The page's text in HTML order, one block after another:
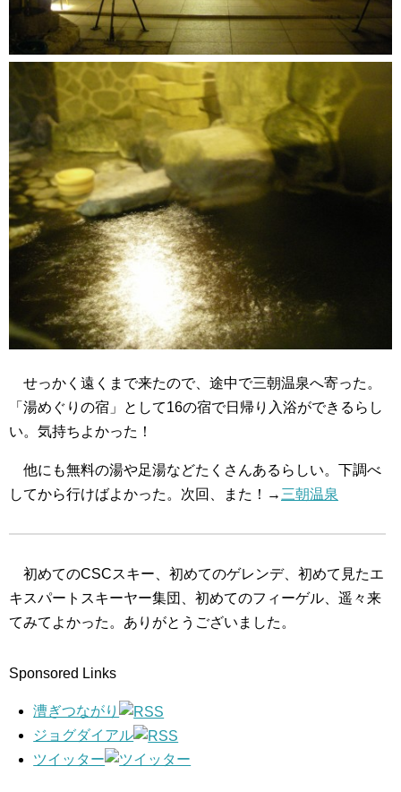
せっかく遠くまで来たので、途中で三朝温泉へ寄った。
「湯めぐりの宿」として16の宿で日帰り入浴ができるらし
い。気持ちよかった！
他にも無料の湯や足湯などたくさんあるらしい。下調べ
してから行けばよかった。次回、また！→ 三朝温泉
初めてのCSCスキー、初めてのゲレンデ、初めて見たエ
キスパートスキーヤー集団、初めてのフィーゲル、遥々来
てみてよかった。ありがとうございました。
Sponsored Links
漕ぎつながり
ジョグダイアル
ツイッター